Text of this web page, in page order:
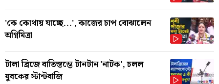
'কে কোথায় যাচ্ছে...', কাজের চাপ বোঝালেন
অগ্নিমিত্রা
টালা ব্রিজে বাতিস্তম্ভে টানটান 'নাটক', চলল
যুবকের স্টান্টবাজি